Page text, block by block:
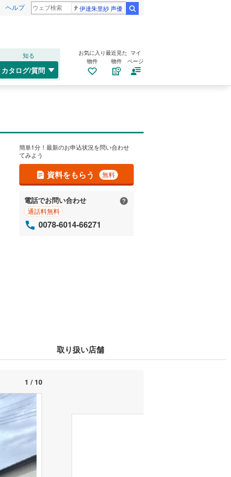
ヘルプ 伊達朱里紗 声優
知る
カタログ/質問
お気に入り
物件
最近見た
物件
マイ
ページ
簡単1分！最新のお申込状況を問い合わせ
てみよう
資料をもらう 無料
電話でお問い合わせ
通話料無料
0078-6014-66271
取り扱い店舗
1 / 10